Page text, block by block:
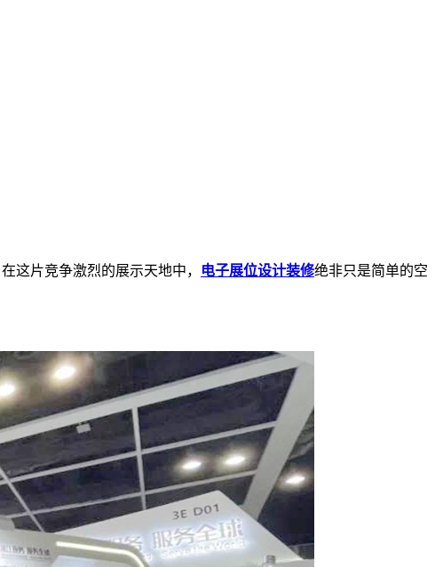
这片竞争激烈的展示天地中， 电子展位设计装修绝非只是简单的空